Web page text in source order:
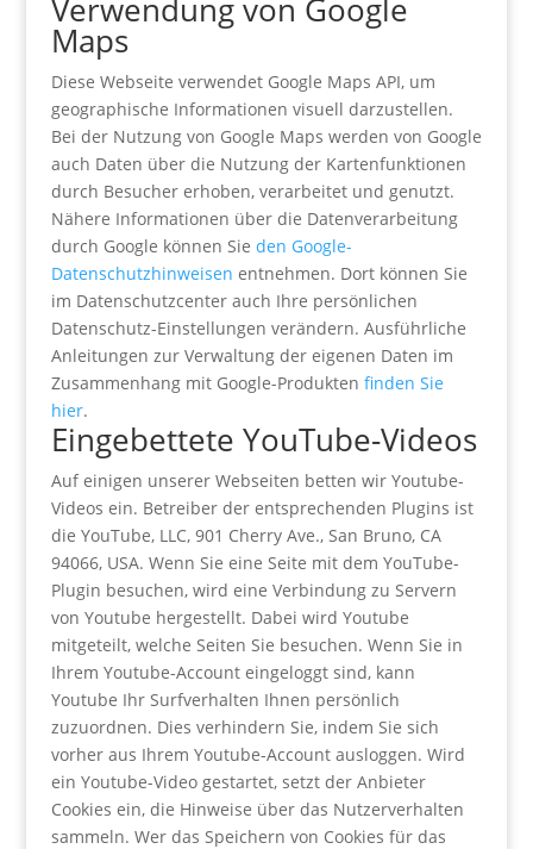
Verwendung von Google
Maps
Diese Webseite verwendet Google Maps API, um
geographische Informationen visuell darzustellen.
Bei der Nutzung von Google Maps werden von Google
auch Daten über die Nutzung der Kartenfunktionen
durch Besucher erhoben, verarbeitet und genutzt.
Nähere Informationen über die Datenverarbeitung
durch Google können Sie den Google-
Datenschutzhinweisen entnehmen. Dort können Sie
im Datenschutzcenter auch Ihre persönlichen
Datenschutz-Einstellungen verändern. Ausführliche
Anleitungen zur Verwaltung der eigenen Daten im
Zusammenhang mit Google-Produkten finden Sie
hier.
Eingebettete YouTube-Videos
Auf einigen unserer Webseiten betten wir Youtube-
Videos ein. Betreiber der entsprechenden Plugins ist
die YouTube, LLC, 901 Cherry Ave., San Bruno, CA
94066, USA. Wenn Sie eine Seite mit dem YouTube-
Plugin besuchen, wird eine Verbindung zu Servern
von Youtube hergestellt. Dabei wird Youtube
mitgeteilt, welche Seiten Sie besuchen. Wenn Sie in
Ihrem Youtube-Account eingeloggt sind, kann
Youtube Ihr Surfverhalten Ihnen persönlich
zuzuordnen. Dies verhindern Sie, indem Sie sich
vorher aus Ihrem Youtube-Account ausloggen. Wird
ein Youtube-Video gestartet, setzt der Anbieter
Cookies ein, die Hinweise über das Nutzerverhalten
sammeln. Wer das Speichern von Cookies für das